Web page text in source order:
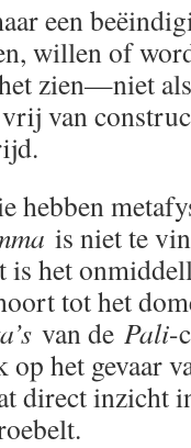
een
willen of
zien—niet
van
hebben
is niet te
is het
tot het
van de Pali-
het gevaar
direct inzicht